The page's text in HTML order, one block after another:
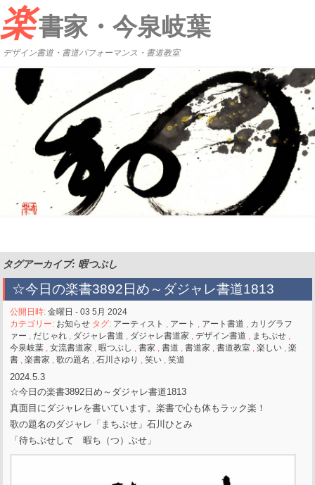
楽書家・今泉岐葉
デザイン書道・書道パフォーマンス・書道教室
タグアーカイブ: 暇つぶし
☆今日の楽書3892日め～ダジャレ書道1813
公開日時:金曜日 - 03 5月 2024
カテゴリー: お知らせ タグ: アーティスト , アート , アート書道 , カリグラフ
ァー , だじゃれ , ダジャレ書道 , ダジャレ書道家 ,デザイン書道 , まちぶせ ,
今泉岐葉 ,女流書道家 ,暇つぶし ,書家 ,書道 ,書道家 ,書道教室 ,楽しい ,楽
書 ,楽書家 ,歌の題名 ,石川さゆり ,笑い ,笑道
2024.5.3
☆今日の楽書3892日め～ダジャレ書道1813
真面目にダジャレを書いています。楽書で心も体もラック楽！
歌の題名のダジャレ「まちぶせ」石川ひとみ
「待ちぶせして 暇ち（つ）ぶせ」